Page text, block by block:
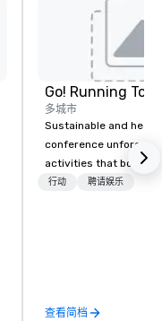
Go! Running
多城市
Sustainable and
conference
activities that boost
lower carbon
行动 聘请娱乐
查看简档